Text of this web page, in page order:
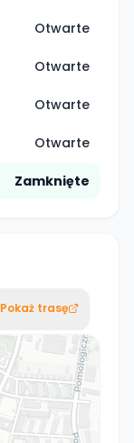
Otwarte
Otwarte
Otwarte
Otwarte
Zamknięte
Pokaż trasę